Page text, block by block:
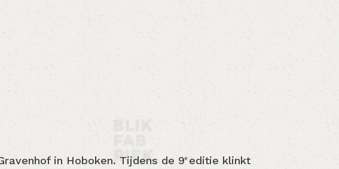
in Hoboken. Tijdens de 9e editie klinkt